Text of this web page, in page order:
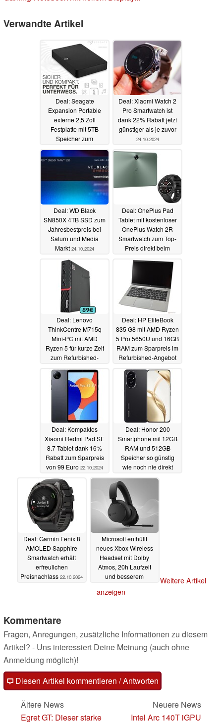
Verwandte Artikel
Deal: Seagate
Expansion Portable
externe 2,5 Zoll
Festplatte mit 5TB
Speicher zum
Tiefstpreis24.10.2024
Deal: Xiaomi Watch 2
Pro Smartwatch ist
dank 22% Rabatt jetzt
günstiger als je zuvor
24.10.2024
Deal: WD Black
SN850X 4TB SSD zum
Jahresbestpreis bei
Saturn und Media
Markt 24.10.2024
Deal: OnePlus Pad
Tablet mit kostenloser
OnePlus Watch 2R
Smartwatch zum Top-
Preis direkt beim
Deal: Lenovo
ThinkCentre M715q
Mini-PC mit AMD
Ryzen 5 für kurze Zeit
zum Refurbished-
Deal: HP EliteBook
835 G8 mit AMD Ryzen
5 Pro 5650U und 16GB
RAM zum Sparpreis im
Refurbished-Angebot
Deal: Kompaktes
Xiaomi Redmi Pad SE
8.7 Tablet dank 16%
Rabatt zum Sparpreis
von 99 Euro 22.10.2024
Deal: Honor 200
Smartphone mit 12GB
RAM und 512GB
Speicher so günstig
wie noch nie direkt
beim Hersteller
Deal: Garmin Fenix 8
AMOLED Sapphire
Smartwatch erhält
erfreulichen
Preisnachlass 22.10.2024
Microsoft enthüllt
neues Xbox Wireless
Headset mit Dolby
Atmos, 20h Laufzeit
und besserem
22.10.2024
Weitere Artikel
anzeigen
Kommentare
Fragen, Anregungen, zusätzliche Informationen zu diesem
Artikel? - Uns interessiert Deine Meinung (auch ohne
Anmeldung möglich)!
Diesen Artikel kommentieren / Antworten
Ältere News
Egret GT: Dieser starke
Neuere News
Intel Arc 140T iGPU